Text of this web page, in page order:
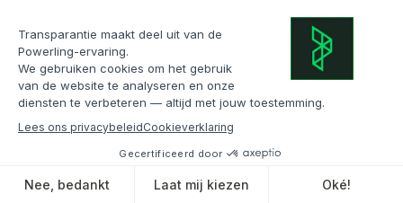
AI-oplossingen: JERO
SECTOREN
Retail & e-commerce
Medische & farmaceutische sector
Maakindustrie
Reizen & horeca
Bankwezen & financiën
Technologie & software
Publieke sector & overheid
Juridische sector
OXO wordt Powerling
Lees de aankondiging